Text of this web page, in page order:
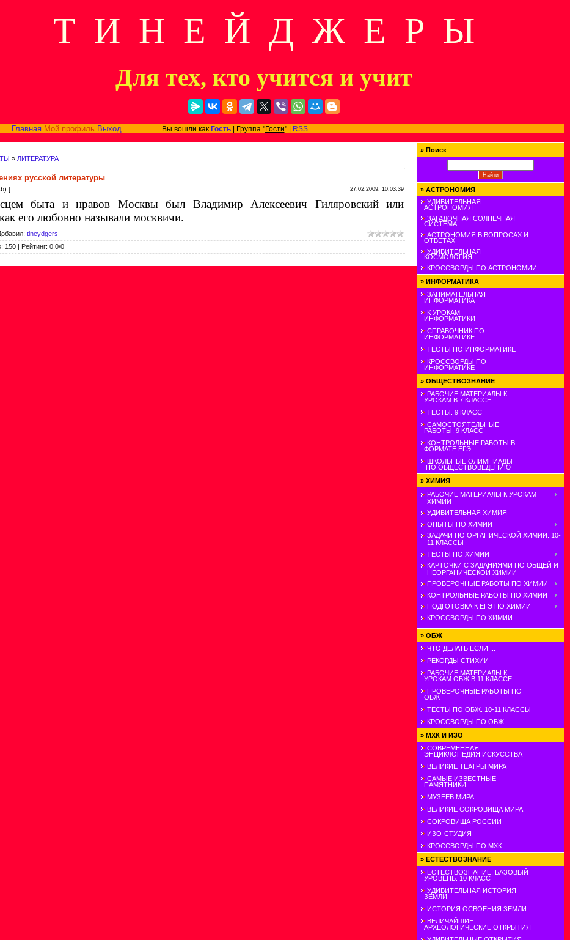
Т И Н Е Й Д Ж Е Р Ы
Для тех, кто учится и учит
Главная Мой профиль ВыходВы вошли как Гость| Группа "Гости" |
RSS
» ЛИТЕРАТУРА
русской литературы
] 27.02.2009, 10:03:39
быта и нравов Москвы был Владимир Алексеевич Гиляровский или
его любовно называли москвичи.
: tineydgers
: 150 | Рейтинг: 0.0/0
» Поиск
» АСТРОНОМИЯ
УДИВИТЕЛЬНАЯ
АСТРОНОМИЯ
ЗАГАДОЧНАЯ СОЛНЕЧНАЯ
СИСТЕМА
АСТРОНОМИЯ В ВОПРОСАХ И
ОТВЕТАХ
УДИВИТЕЛЬНАЯ
КОСМОЛОГИЯ
КРОССВОРДЫ ПО АСТРОНОМИИ
» ИНФОРМАТИКА
ЗАНИМАТЕЛЬНАЯ
ИНФОРМАТИКА
К УРОКАМ
ИНФОРМАТИКИ
СПРАВОЧНИК ПО
ИНФОРМАТИКЕ
ТЕСТЫ ПО ИНФОРМАТИКЕ
КРОССВОРДЫ ПО
ИНФОРМАТИКЕ
» ОБЩЕСТВОЗНАНИЕ
РАБОЧИЕ МАТЕРИАЛЫ К
УРОКАМ В 7 КЛАССЕ
ТЕСТЫ. 9 КЛАСС
САМОСТОЯТЕЛЬНЫЕ
РАБОТЫ. 9 КЛАСС
КОНТРОЛЬНЫЕ РАБОТЫ В
ФОРМАТЕ ЕГЭ
ШКОЛЬНЫЕ ОЛИМПИАДЫ
ПО ОБЩЕСТВОВЕДЕНИЮ
» ХИМИЯ
РАБОЧИЕ МАТЕРИАЛЫ К УРОКАМ
ХИМИИ
УДИВИТЕЛЬНАЯ ХИМИЯ
ОПЫТЫ ПО ХИМИИ
ЗАДАЧИ ПО ОРГАНИЧЕСКОЙ ХИМИИ. 10-
11 КЛАССЫ
ТЕСТЫ ПО ХИМИИ
КАРТОЧКИ С ЗАДАНИЯМИ ПО ОБЩЕЙ И
НЕОРГАНИЧЕСКОЙ ХИМИИ
ПРОВЕРОЧНЫЕ РАБОТЫ ПО ХИМИИ
КОНТРОЛЬНЫЕ РАБОТЫ ПО ХИМИИ
ПОДГОТОВКА К ЕГЭ ПО ХИМИИ
КРОССВОРДЫ ПО ХИМИИ
» ОБЖ
ЧТО ДЕЛАТЬ ЕСЛИ ...
РЕКОРДЫ СТИХИИ
РАБОЧИЕ МАТЕРИАЛЫ К
УРОКАМ ОБЖ В 11 КЛАССЕ
ПРОВЕРОЧНЫЕ РАБОТЫ ПО
ОБЖ
ТЕСТЫ ПО ОБЖ. 10-11 КЛАССЫ
КРОССВОРДЫ ПО ОБЖ
» МХК И ИЗО
СОВРЕМЕННАЯ
ЭНЦИКЛОПЕДИЯ ИСКУССТВА
ВЕЛИКИЕ ТЕАТРЫ МИРА
САМЫЕ ИЗВЕСТНЫЕ
ПАМЯТНИКИ
МУЗЕЕВ МИРА
ВЕЛИКИЕ СОКРОВИЩА МИРА
СОКРОВИЩА РОССИИ
ИЗО-СТУДИЯ
КРОССВОРДЫ ПО МХК
» ЕСТЕСТВОЗНАНИЕ
ЕСТЕСТВОЗНАНИЕ. БАЗОВЫЙ
УРОВЕНЬ. 10 КЛАСС
УДИВИТЕЛЬНАЯ ИСТОРИЯ
ЗЕМЛИ
ИСТОРИЯ ОСВОЕНИЯ ЗЕМЛИ
ВЕЛИЧАЙШИЕ
АРХЕОЛОГИЧЕСКИЕ ОТКРЫТИЯ